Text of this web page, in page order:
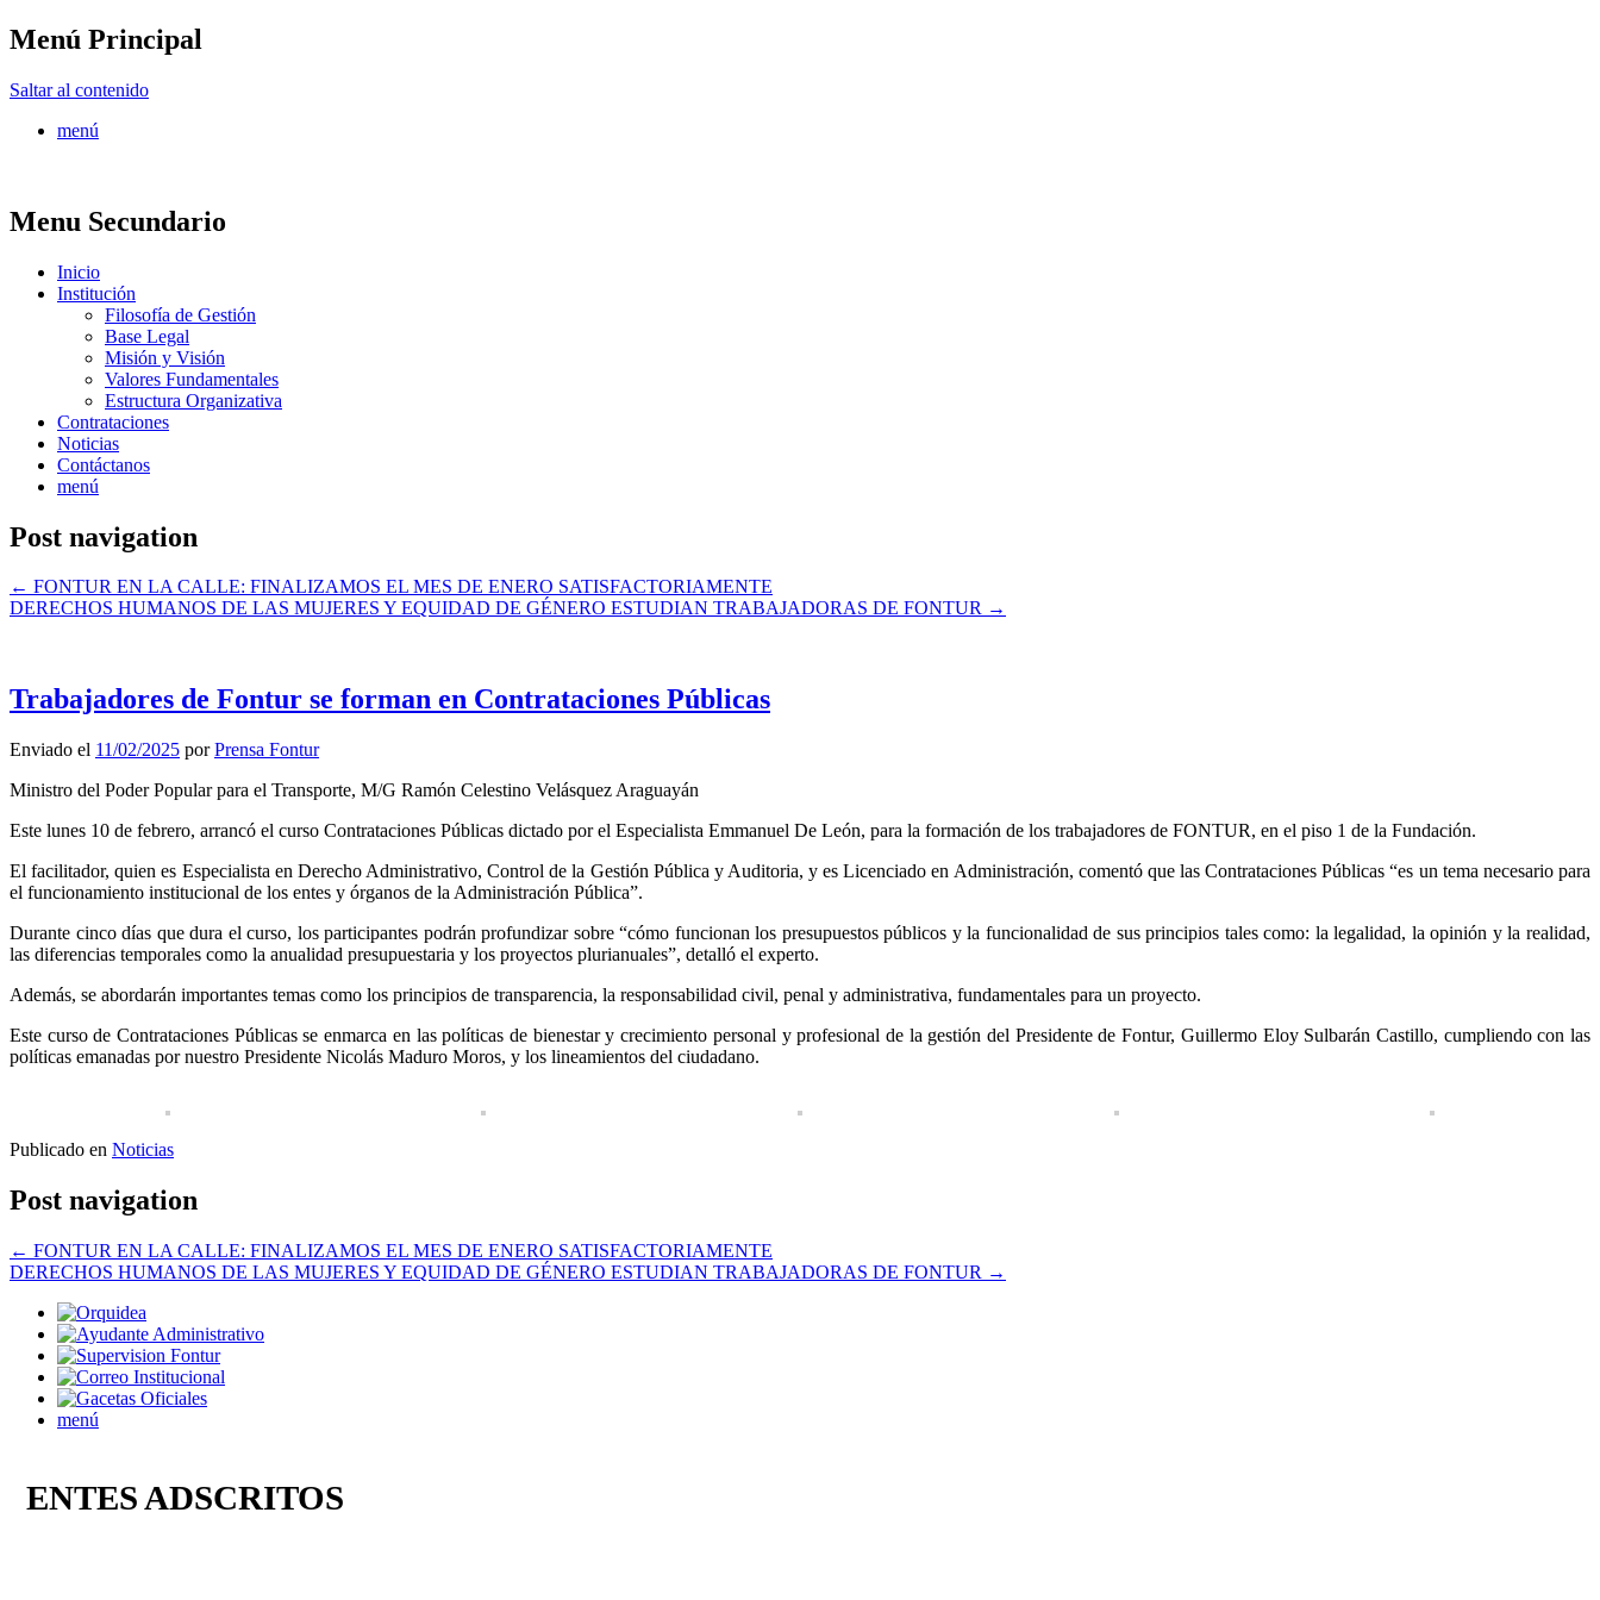
Menú Principal
Saltar al contenido
menú
Menu Secundario
Inicio
Institución
Filosofía de Gestión
Base Legal
Misión y Visión
Valores Fundamentales
Estructura Organizativa
Contrataciones
Noticias
Contáctanos
menú
Post navigation
← FONTUR EN LA CALLE: FINALIZAMOS EL MES DE ENERO SATISFACTORIAMENTE
DERECHOS HUMANOS DE LAS MUJERES Y EQUIDAD DE GÉNERO ESTUDIAN TRABAJADORAS DE FONTUR →
Trabajadores de Fontur se forman en Contrataciones Públicas
Enviado el 11/02/2025 porPrensa Fontur
Ministro del Poder Popular para el Transporte, M/G Ramón Celestino Velásquez Araguayán
Este lunes 10 de febrero, arrancó el curso Contrataciones Públicas dictado por el Especialista Emmanuel De León, para la formación de los trabajadores de FONTUR, en el piso 1 de la Fundación.
El facilitador, quien es Especialista en Derecho Administrativo, Control de la Gestión Pública y Auditoria, y es Licenciado en Administración, comentó que las Contrataciones Públicas “es un tema necesario para
el funcionamiento institucional de los entes y órganos de la Administración Pública”.
Durante cinco días que dura el curso, los participantes podrán profundizar sobre “cómo funcionan los presupuestos públicos y la funcionalidad de sus principios tales como: la legalidad, la opinión y la realidad,
las diferencias temporales como la anualidad presupuestaria y los proyectos plurianuales”, detalló el experto.
Además, se abordarán importantes temas como los principios de transparencia, la responsabilidad civil, penal y administrativa, fundamentales para un proyecto.
Este curso de Contrataciones Públicas se enmarca en las políticas de bienestar y crecimiento personal y profesional de la gestión del Presidente de Fontur, Guillermo Eloy Sulbarán Castillo, cumpliendo con las
políticas emanadas por nuestro Presidente Nicolás Maduro Moros, y los lineamientos del ciudadano.
Publicado en Noticias
Post navigation
← FONTUR EN LA CALLE: FINALIZAMOS EL MES DE ENERO SATISFACTORIAMENTE
DERECHOS HUMANOS DE LAS MUJERES Y EQUIDAD DE GÉNERO ESTUDIAN TRABAJADORAS DE FONTUR →
menú
ENTES ADSCRITOS